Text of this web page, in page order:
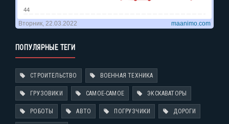
ПОПУЛЯРНЫЕ ТЕГИ
СТРОИТЕЛЬСТВО ВОЕННАЯ ТЕХНИКА
ГРУЗОВИКИ САМОЕ-САМОЕ ЭКСКАВАТОРЫ
РОБОТЫ АВТО ПОГРУЗЧИКИ ДОРОГИ